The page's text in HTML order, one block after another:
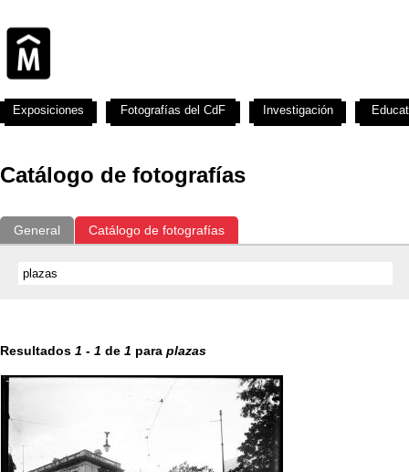
Catálogo de fotografías
General Catálogo de fotografías
Resultados 1 - 1 de 1 para plazas
Exposiciones Fotografías del CdF Investigación